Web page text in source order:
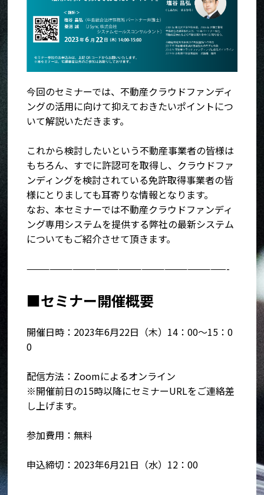
今回のセミナーでは、不動産クラウドファンディ
ングの活用に向けて抑えておきたいポイントにつ
いて解説いただきます。
これから検討したいという不動産事業者の皆様は
もちろん、すでに許認可を取得し、クラウドファ
ンディングを検討されている免許取得事業者の皆
様にとりましても耳寄りな情報となります。
なお、本セミナーでは不動産クラウドファンディ
ング専用システムを提供する弊社の最新システム
についてもご紹介させて頂きます。
——————————————————————————-
■セミナー開催概要
開催日時：2023年6月22日（木）14：00～15：0
0
配信方法：Zoomによるオンライン
※開催前日の15時以降にセミナーURLをご連絡差
し上げます。
参加費用：無料
申込締切：2023年6月21日（水）12：00